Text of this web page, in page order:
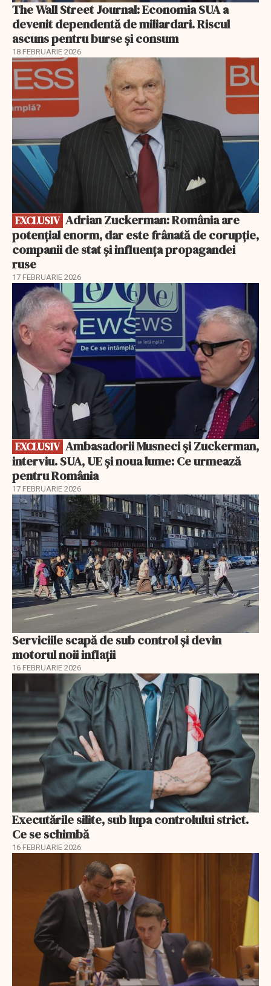
The Wall Street Journal: Economia SUA a
devenit dependentă de miliardari. Riscul
ascuns pentru burse și consum
18 FEBRUARIE 2026
EXCLUSIV
EXCLUSIV
potențial enorm, dar este frânată de corupție,
companii de stat și influența propagandei
ruse
17 FEBRUARIE 2026
EXCLUSIV
EXCLUSIV
interviu. SUA, UE și noua lume: Ce urmează
pentru România
17 FEBRUARIE 2026
Serviciile scapă de sub control și devin
motorul noii inflații
16 FEBRUARIE 2026
Executările silite, sub lupa controlului strict.
Ce se schimbă
16 FEBRUARIE 2026